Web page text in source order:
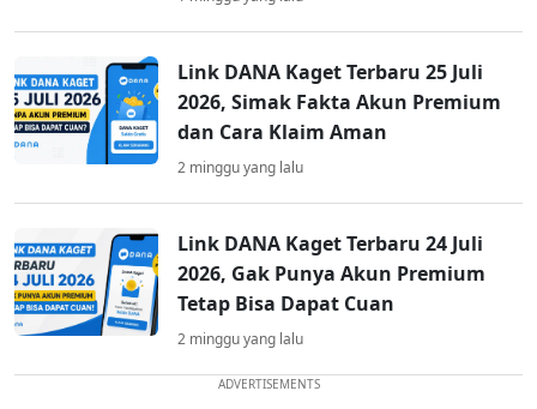
Link DANA Kaget Terbaru 25 Juli
2026, Simak Fakta Akun Premium
dan Cara Klaim Aman
2 minggu yang lalu
Link DANA Kaget Terbaru 24 Juli
2026, Gak Punya Akun Premium
Tetap Bisa Dapat Cuan
2 minggu yang lalu
ADVERTISEMENTS